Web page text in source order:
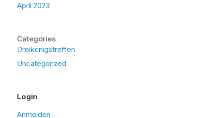
April 2023
Categories
Dreikönigstreffen
Uncategorized
Login
Anmelden